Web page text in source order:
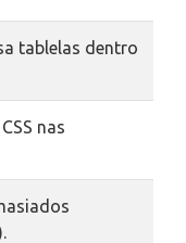
tablelas dentro
nas